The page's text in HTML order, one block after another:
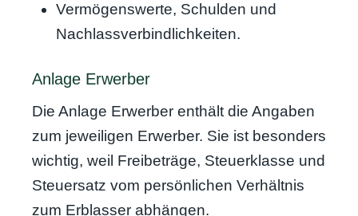
Vermögenswerte, Schulden und
Nachlassverbindlichkeiten.
Anlage Erwerber
Die Anlage Erwerber enthält die Angaben
zum jeweiligen Erwerber. Sie ist besonders
wichtig, weil Freibeträge, Steuerklasse und
Steuersatz vom persönlichen Verhältnis
zum Erblasser abhängen.